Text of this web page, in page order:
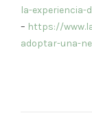
la-experiencia-
– https://
adoptar-una-